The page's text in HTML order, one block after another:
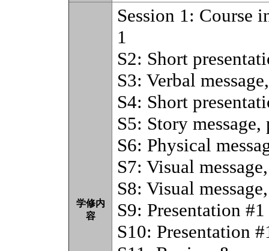
学修内
容
Session 1: Course
1
S2: Short
S3: Verbal
S4: Short
S5: Story message,
S6: Physical
S7: Visual
S8: Visual
S9: Presentation #1
S10: Presentation